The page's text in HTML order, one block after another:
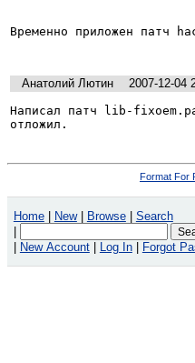
Временно приложен патч
Анатолий Лютин
2007-12-04
Написал патч lib-
отложил.
Format For
Home New Browse
Search
New Account Log In Forgot